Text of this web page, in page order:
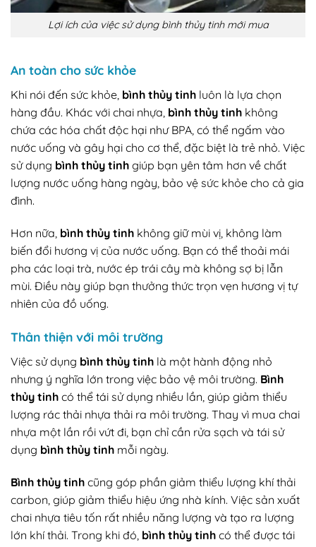
Lợi ích của việc sử dụng bình thủy tinh mới mua
An toàn cho sức khỏe
Khi nói đến sức khỏe, bình thủy tinh luôn là lựa chọn
hàng đầu. Khác với chai nhựa, bình thủy tinh không
chứa các hóa chất độc hại như BPA, có thể ngấm vào
nước uống và gây hại cho cơ thể, đặc biệt là trẻ nhỏ. Việc
sử dụng bình thủy tinh giúp bạn yên tâm hơn về chất
lượng nước uống hàng ngày, bảo vệ sức khỏe cho cả gia
đình.
Hơn nữa, bình thủy tinh không giữ mùi vị, không làm
biến đổi hương vị của nước uống. Bạn có thể thoải mái
pha các loại trà, nước ép trái cây mà không sợ bị lẫn
mùi. Điều này giúp bạn thưởng thức trọn vẹn hương vị tự
nhiên của đồ uống.
Thân thiện với môi trường
Việc sử dụng bình thủy tinh là một hành động nhỏ
nhưng ý nghĩa lớn trong việc bảo vệ môi trường. Bình
thủy tinh có thể tái sử dụng nhiều lần, giúp giảm thiểu
lượng rác thải nhựa thải ra môi trường. Thay vì mua chai
nhựa một lần rồi vứt đi, bạn chỉ cần rửa sạch và tái sử
dụng bình thủy tinh mỗi ngày.
Bình thủy tinh cũng góp phần giảm thiểu lượng khí thải
carbon, giúp giảm thiểu hiệu ứng nhà kính. Việc sản xuất
chai nhựa tiêu tốn rất nhiều năng lượng và tạo ra lượng
lớn khí thải. Trong khi đó, bình thủy tinh có thể được tái